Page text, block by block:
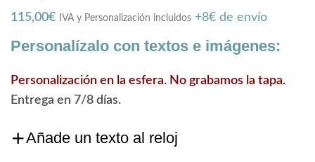
115,00€ IVA y Personalización incluidos +8€ de envío
Personalízalo con textos e imágenes:
Personalización en la esfera. No grabamos la tapa.
Entrega en 7/8 días.
Añade un texto al reloj